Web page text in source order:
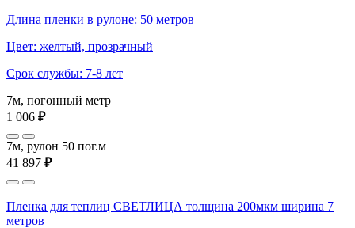
Длина пленки в рулоне: 50 метров
Цвет: желтый, прозрачный
Срок службы: 7-8 лет
7м, погонный метр
1 006 ₽
7м, рулон 50 пог.м
41 897 ₽
Пленка для теплиц СВЕТЛИЦА толщина 200мкм ширина 7
метров